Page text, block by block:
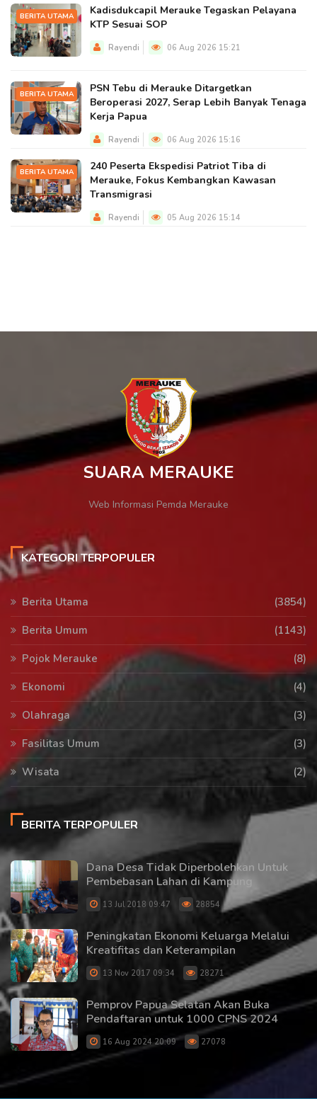
BERITA UTAMA
Kadisdukcapil Merauke Tegaskan Pelayana
KTP Sesuai SOP
Rayendi 06 Aug 2026 15:21
BERITA UTAMA
PSN Tebu di Merauke Ditargetkan
Beroperasi 2027, Serap Lebih Banyak Tenaga
Kerja Papua
Rayendi 06 Aug 2026 15:16
BERITA UTAMA
240 Peserta Ekspedisi Patriot Tiba di
Merauke, Fokus Kembangkan Kawasan
Transmigrasi
Rayendi 05 Aug 2026 15:14
SUARA MERAUKE
Web Informasi Pemda Merauke
KATEGORI TERPOPULER
Berita Utama
(3854)
Berita Umum
(1143)
Pojok Merauke
(8)
Ekonomi
(4)
Olahraga
(3)
Fasilitas Umum
(3)
Wisata
(2)
BERITA TERPOPULER
Dana Desa Tidak Diperbolehkan Untuk
Pembebasan Lahan di Kampung
13 Jul 2018 09:47 28854
Peningkatan Ekonomi Keluarga Melalui
Kreatifitas dan Keterampilan
13 Nov 2017 09:34 28271
Pemprov Papua Selatan Akan Buka
Pendaftaran untuk 1000 CPNS 2024
16 Aug 2024 20:09 27078